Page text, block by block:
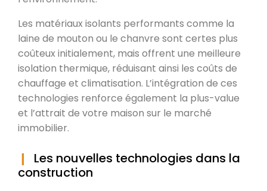
Les matériaux isolants performants comme la
laine de mouton ou le chanvre sont certes plus
coûteux initialement, mais offrent une meilleure
isolation thermique, réduisant ainsi les coûts de
chauffage et climatisation. L’intégration de ces
technologies renforce également la plus-value
et l’attrait de votre maison sur le marché
immobilier.
Les nouvelles technologies dans la
construction